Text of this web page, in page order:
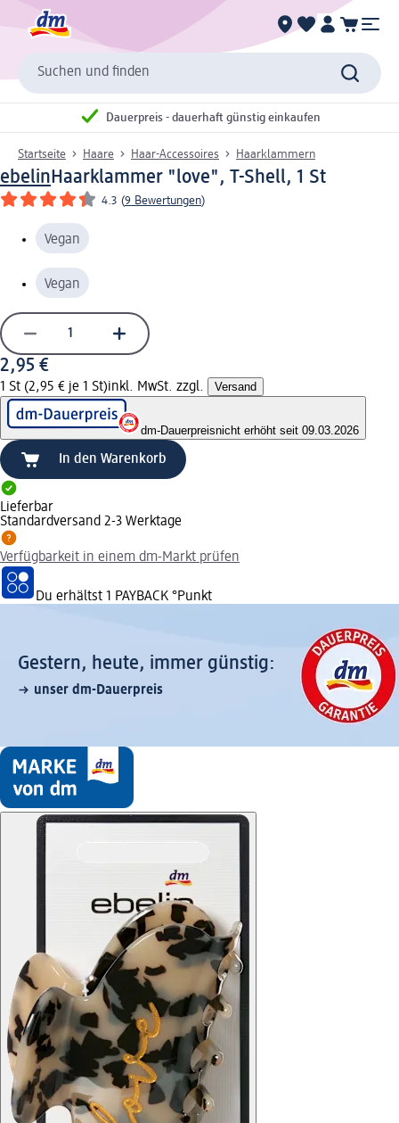
Suchen und finden
Dauerpreis - dauerhaft günstig einkaufen
Startseite Haare Haar-Accessoires Haarklammern
ebelin Haarklammer "love", T-Shell, 1 St
4.3 (9 Bewertungen)
Vegan
Vegan
2,95 €
1 St (2,95 € je 1 St)inkl. MwSt. zzgl. Versand
dm-Dauerpreisnicht erhöht seit 09.03.2026
In den Warenkorb
Lieferbar
Standardversand 2-3 Werktage
Verfügbarkeit in einem dm-Markt prüfen
Du erhältst 1 PAYBACK °Punkt
Gestern, heute, immer günstig:
unser dm-Dauerpreis